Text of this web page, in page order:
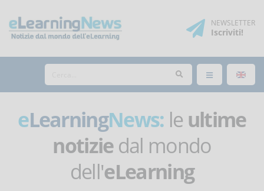
NEWSLETTER
Iscriviti!
eLearningNews: le ultime
notiziedal mondo
dell'eLearning